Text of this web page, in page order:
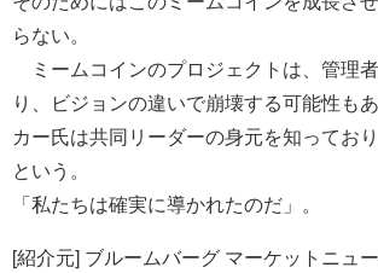
らない。
ミームコインのプロジェクトは、管理
り、ビジョンの違いで崩壊する可能性も
カー氏は共同リーダーの身元を知ってお
という。
「私たちは確実に導かれたのだ」。
[紹介元] ブルームバーグ マーケットニュ